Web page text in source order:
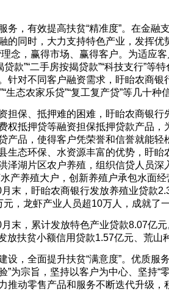
务，有效提高扶贫“精准度”。在金融
的同时，大力支持特色产业，发挥
念，赢得市场、赢得客户。为适应
贷款”“二手房按揭贷款”“科技支行”
针对不同客户融资需求，盱眙农商银
生态农家乐贷”“复工复产贷”等几十
担保、抵押难的困难，盱眙农商银
权抵押贷等融资担保抵押贷款产品
产品，使得客户凭荣誉和信誉就能
生态环保、水资源丰富的优势，盱
泽湖片区农户养殖，组织信贷人员
产养殖大户，创新养殖户承包水面
末，盱眙农商银行发放养殖业贷款
元，龙虾产业人员超10万人，成就了
末，累计发放特色产业贷款8.07亿
放扶贫小额信用贷款1.57亿元、荒山
设，全面提升扶贫“满意度”。优质服
”为宗旨，坚持以客户为中心、坚持
推动零售产品和服务不断迭代升级